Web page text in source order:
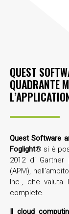
QUEST
QUADRANTE
Quest Software
Foglight® si è
2012 di Gartner
(APM),
Inc., che valuta
complete.
Il cloud